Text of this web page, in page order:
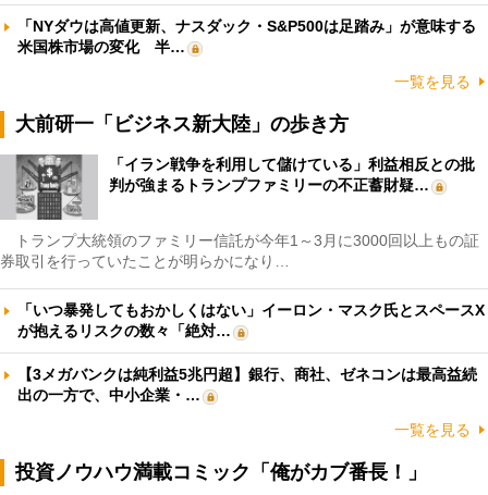
「NYダウは高値更新、ナスダック・S&P500は足踏み」が意味する
米国株市場の変化 半…
一覧を見る
大前研一「ビジネス新大陸」の歩き方
「イラン戦争を利用して儲けている」利益相反との批
判が強まるトランプファミリーの不正蓄財疑…
トランプ大統領のファミリー信託が今年1～3月に3000回以上もの証
券取引を行っていたことが明らかになり…
「いつ暴発してもおかしくはない」イーロン・マスク氏とスペースX
が抱えるリスクの数々「絶対…
【3メガバンクは純利益5兆円超】銀行、商社、ゼネコンは最高益続
出の一方で、中小企業・…
一覧を見る
投資ノウハウ満載コミック「俺がカブ番長！」